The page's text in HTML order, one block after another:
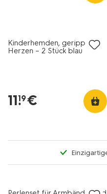
Kinderhemden, gerippt, mit
Herzen – 2 Stück blau
11.
19€